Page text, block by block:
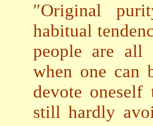
″Original
habitual
people are all
when one can
devote
still hardly